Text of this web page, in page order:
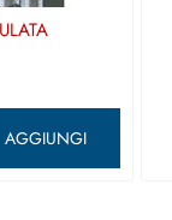
AGGIUNGI